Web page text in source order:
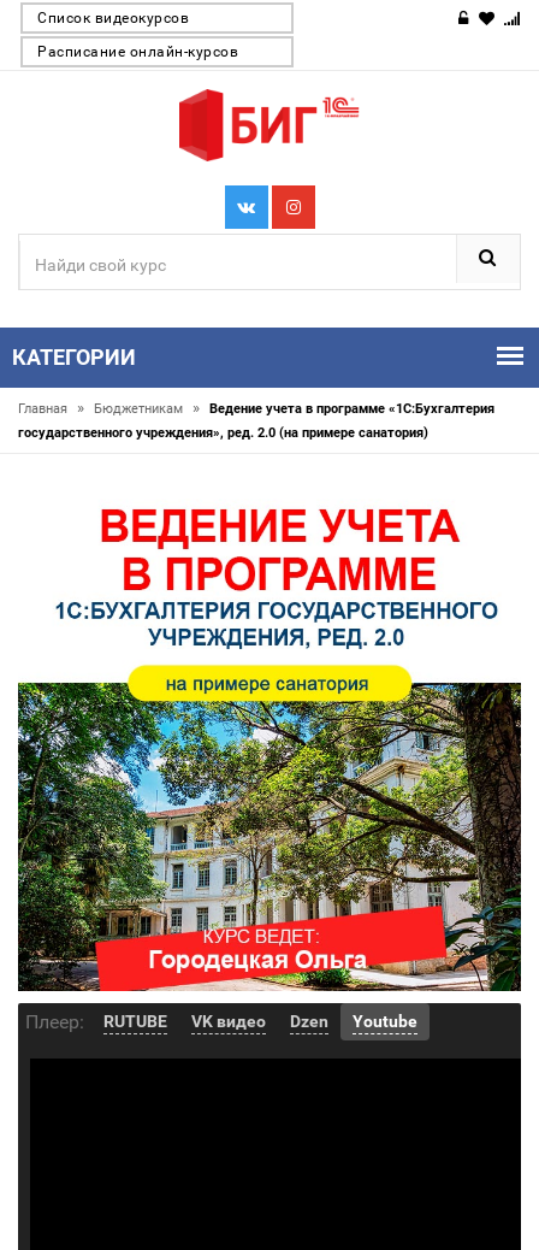
Список видеокурсов
Расписание онлайн-курсов
КАТЕГОРИИ
Главная » Бюджетникам »
Ведение учета в программе «1С:Бухгалтерия
государственного учреждения», ред. 2.0 (на примере санатория)
Плеер: RUTUBE VK видео Dzen Youtube